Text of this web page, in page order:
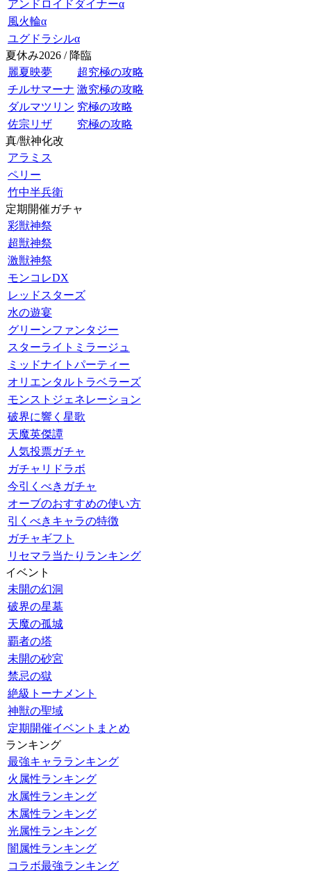
アンドロイドダイナーα
風火輪α
ユグドラシルα
夏休み2026 / 降臨
麗夏映夢
超究極の攻略
チルサマーナ 激究極の攻略
ダルマツリン 究極の攻略
佐宗リザ
究極の攻略
真/獣神化改
アラミス
ペリー
竹中半兵衛
定期開催ガチャ
彩獣神祭
超獣神祭
激獣神祭
モンコレDX
レッドスターズ
水の遊宴
グリーンファンタジー
スターライトミラージュ
ミッドナイトパーティー
オリエンタルトラベラーズ
モンストジェネレーション
破界に響く星歌
天魔英傑譚
人気投票ガチャ
ガチャリドラボ
今引くべきガチャ
オーブのおすすめの使い方
引くべきキャラの特徴
ガチャギフト
リセマラ当たりランキング
イベント
未開の幻洞
破界の星墓
天魔の孤城
覇者の塔
未開の砂宮
禁忌の獄
絶級トーナメント
神獣の聖域
定期開催イベントまとめ
ランキング
最強キャラランキング
火属性ランキング
水属性ランキング
木属性ランキング
光属性ランキング
闇属性ランキング
コラボ最強ランキング